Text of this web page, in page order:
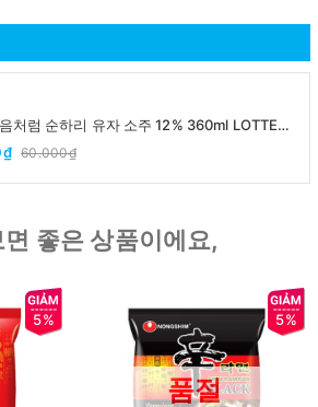
처럼 순하리 유자 소주 12% 360ml LOTTE
vi thanh yen/cam
60.000₫
좋은 상품이에요,
5% 5%
품절